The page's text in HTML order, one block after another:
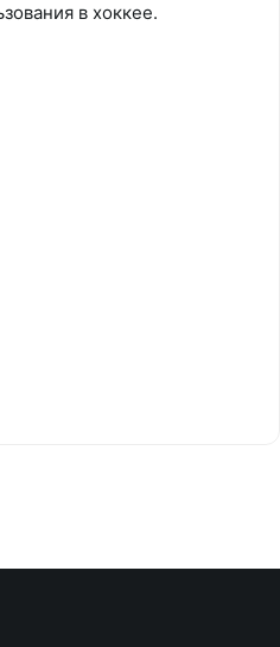
в хоккее.